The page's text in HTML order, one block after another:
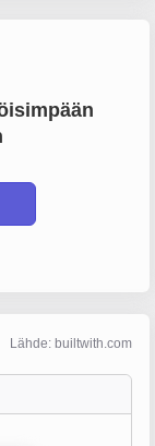
Lähde: builtwith.com